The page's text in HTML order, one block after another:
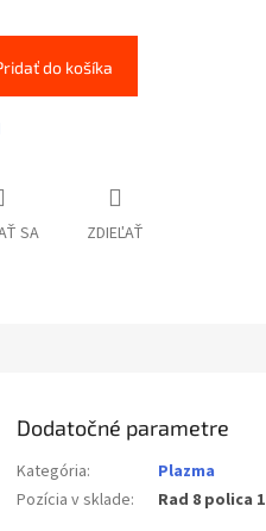
do košíka
SA ZDIEĽAŤ
Dodatočné parametre
Kategória:
Plazma
Pozícia v sklade: Rad 8 polica 1